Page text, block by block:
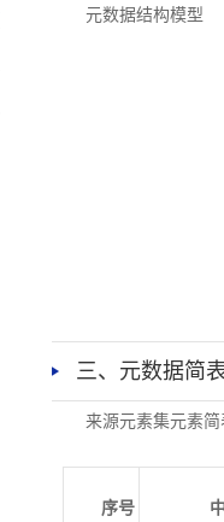
元数据结构模型
三、元数据简
来源元素集元素简
序号